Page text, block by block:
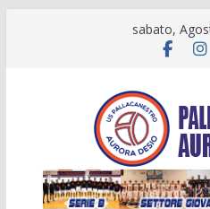
sabato,